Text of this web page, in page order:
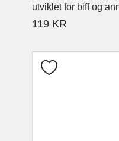
utviklet for biff og
119 KR